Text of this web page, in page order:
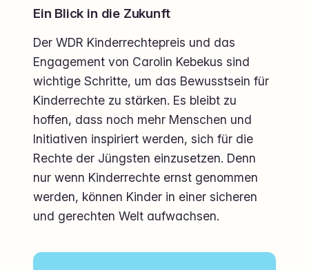
Ein Blick in die Zukunft
Der WDR Kinderrechtepreis und das
Engagement von Carolin Kebekus sind
wichtige Schritte, um das Bewusstsein für
Kinderrechte zu stärken. Es bleibt zu
hoffen, dass noch mehr Menschen und
Initiativen inspiriert werden, sich für die
Rechte der Jüngsten einzusetzen. Denn
nur wenn Kinderrechte ernst genommen
werden, können Kinder in einer sicheren
und gerechten Welt aufwachsen.